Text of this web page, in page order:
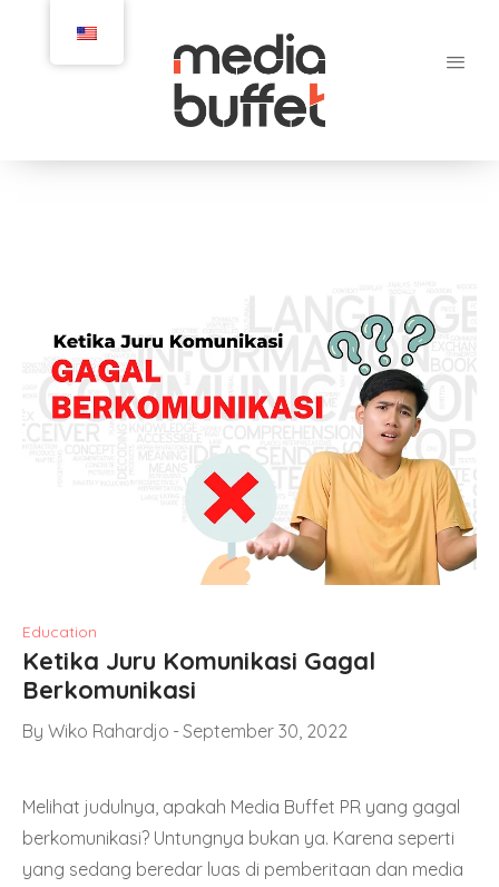
Education
Ketika Juru Komunikasi Gagal
Berkomunikasi
By Wiko Rahardjo September 30, 2022
Melihat judulnya, apakah Media Buffet PR yang gagal
berkomunikasi? Untungnya bukan ya. Karena seperti
yang sedang beredar luas di pemberitaan dan media